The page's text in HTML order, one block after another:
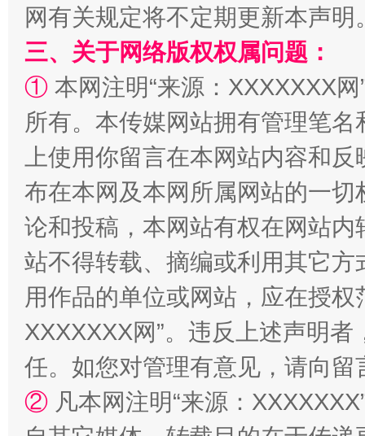
“蜀中异人”王建安的艺术幻境
网有关规定将不定期更新本声明
三、关于网络版权权属问题：
① 本网注明“来源：XXXXXXX
所有。本传媒网站拥有管理笔
上使用你留言在本网站内容和
布在本网及本网所属网站的一
论和投稿，本网站有权在网站
站不得转载、摘编或利用其它
用作品的单位或网站，应在授
XXXXXXX网”。违反上述声明
任。如您对管理有意见，请向
② 凡本网注明“来源：